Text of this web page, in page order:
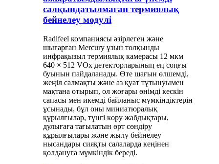
салқындатылмаған термиялық
бейнелеу модулі
Radifeel компаниясы әзірлеген және
шығарған Mercury ұзын толқынды
инфрақызыл термиялық камерасы 12 мкм
640 × 512 VOx детекторларының ең соңғы
буынын пайдаланады. Өте шағын өлшемді,
жеңіл салмақты және аз қуат тұтынуымен
мақтана отырып, ол жоғары өнімді кескін
сапасы мен икемді байланыс мүмкіндіктерін
ұсынады, бұл оны миниатюралық
құрылғылар, түнгі көру жабдықтары,
дулығаға тағылатын өрт сөндіру
құрылғылары және жылу бейнелеу
нысандары сияқты салаларда кеңінен
қолдануға мүмкіндік береді.